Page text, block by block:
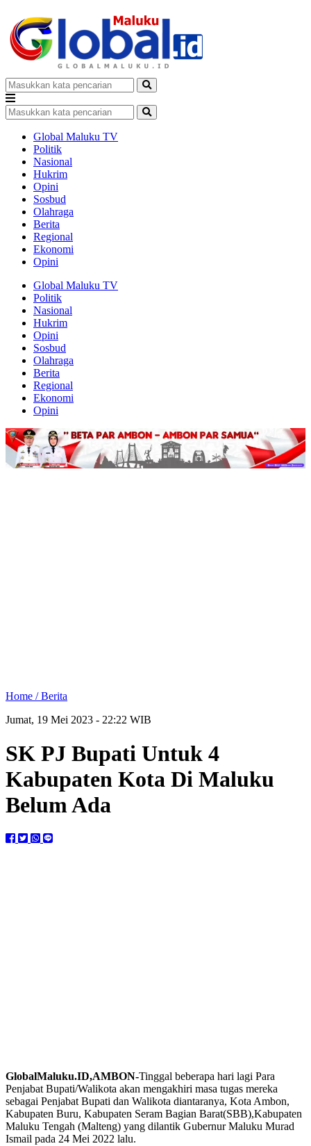
Global Maluku TV
Politik
Nasional
Hukrim
Opini
Sosbud
Olahraga
Berita
Regional
Ekonomi
Opini
Global Maluku TV
Politik
Nasional
Hukrim
Opini
Sosbud
Olahraga
Berita
Regional
Ekonomi
Opini
Home /Berita
Jumat, 19 Mei 2023 - 22:22 WIB
SK PJ Bupati Untuk 4
Kabupaten Kota Di Maluku
Belum Ada
GlobalMaluku.ID,AMBON-Tinggal beberapa hari lagi Para
Penjabat Bupati/Walikota akan mengakhiri masa tugas mereka
sebagai Penjabat Bupati dan Walikota diantaranya, Kota Ambon,
Kabupaten Buru, Kabupaten Seram Bagian Barat(SBB),Kabupaten
Maluku Tengah (Malteng) yang dilantik Gubernur Maluku Murad
Ismail pada 24 Mei 2022 lalu.